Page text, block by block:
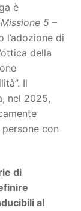
è
Missione 5 –
l’adozione di
della
Il
nel 2025,
con
di
al